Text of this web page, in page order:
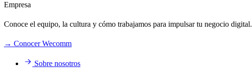
Empresa
Conoce el equipo, la cultura y cómo trabajamos para impulsar tu negocio digital.
→ Conocer Wecomm
Sobre nosotros